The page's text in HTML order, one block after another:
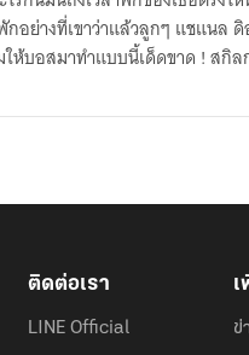
กอย่างที่เขาว่าแล้วลูกๆ แชแนล
ำแบบนี้เด็ดขาด ! สกิลการอ่อยขั้นเทพ
ครั้งนี้!
ติดต่อเรา
LINE Official ข่